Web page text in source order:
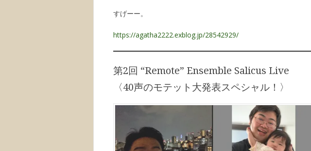
すげーー。
https://agatha2222.exblog.jp/28542929/
第2回 “Remote” Ensemble Salicus Live
〈40声のモテット大発表スペシャル！〉